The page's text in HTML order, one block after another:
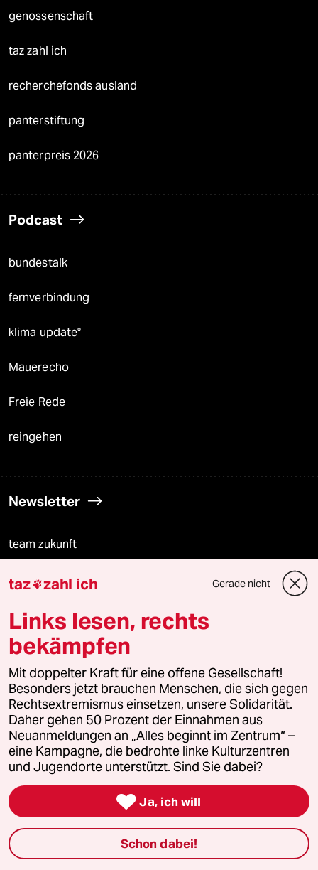
genossenschaft
taz zahl ich
recherchefonds ausland
panterstiftung
panterpreis 2026
Podcast
bundestalk
fernverbindung
klima update°
Mauerecho
Freie Rede
reingehen
Newsletter
team zukunft
taz frisch
taz zahl ich
taz lab Infobrief
Veranstaltungen
Demnächst
Vor Ort
Live im Stream
Vergangene
taz zahl ich Gerade nicht
Links lesen, rechts
bekämpfen
Mit doppelter Kraft für eine offene Gesellschaft!
Besonders jetzt brauchen Menschen, die sich gegen
Rechtsextremismus einsetzen, unsere Solidarität.
Daher gehen 50 Prozent der Einnahmen aus
Neuanmeldungen an „Alles beginnt im Zentrum“ –
eine Kampagne, die bedrohte linke Kulturzentren
und Jugendorte unterstützt. Sind Sie dabei?
 Ja, ich will
Schon dabei!